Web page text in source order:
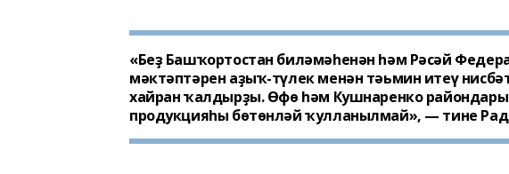
«Беҙ Башҡортостан биләмәһенән һәм Рәсәй
мәктәптәрен аҙыҡ-түлек менән тәьмин итеү
хайран ҡалдырҙы. Өфө һәм Кушнаренко
продукцияһы бөтөнләй ҡулланылмай», — тине